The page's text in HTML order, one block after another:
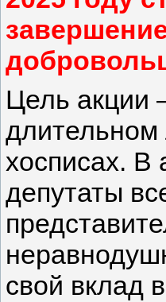
Цель акции
длительном
хосписах. В
депутаты
свой вклад